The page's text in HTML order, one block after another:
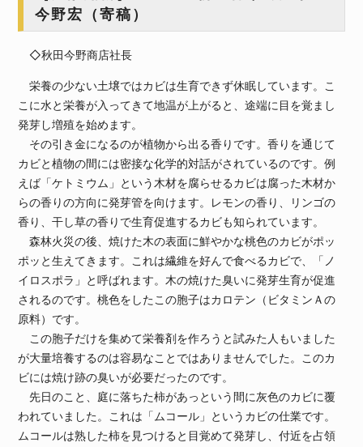
今野宏（寄稿）
◇秋田今野商店社長
栄養の少ない土壌ではカビは生育できず休眠しています。こ
こに水と栄養が入ってきて地温が上がると、途端に目を覚まし
発芽し増殖を始めます。
その引き金になるのが植物から出る香りです。香りを通じて
カビと植物の間には密接な化学的対話がされているのです。例
えば「ケトミウム」という木材を腐らせるカビは腐った木材か
らの香りの方向に発芽管を向けます。レモンの香り、リンゴの
香り、干し草の香りで生育促進するカビも知られています。
森林火災の後、焼けた木の表面に鮮やかな桃色のカビがポッ
ポッと生えてきます。これは繊維を好んで食べるカビで、「ノ
イロスポラ」と呼ばれます。木の焼けた臭いに発芽生育が促進
されるのです。桃色をしたこの胞子はカロテン（ビタミンＡの
原料）です。
この胞子だけを集めて栄養剤を作ろうと試みた人もいました
が大量培養するのは容易なことではありませんでした。このカ
ビには焼け跡の臭いが必要だったのです。
先日のこと、庭に落ちた柿があっという間に灰色のカビに覆
われていました。これは「ムコール」というカビの仕業です。
ムコールは熟した柿を見つけると目覚めて発芽し、付近を占領